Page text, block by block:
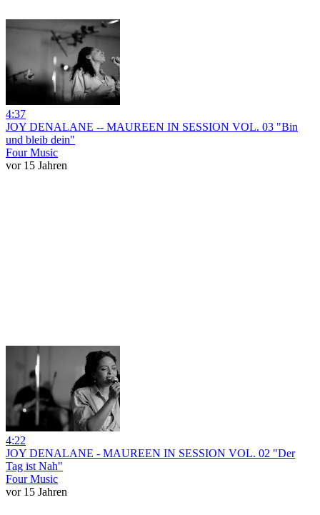
4:37
JOY DENALANE -- MAUREEN IN SESSION VOL. 03 "Bin
und bleib dein"
Four Music
vor 15 Jahren
4:22
JOY DENALANE - MAUREEN IN SESSION VOL. 02 "Der
Tag ist Nah"
Four Music
vor 15 Jahren